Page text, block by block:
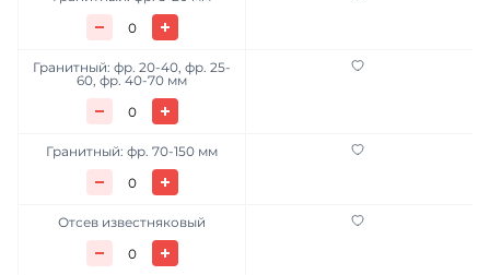
Гранитный: фр. 20-40, фр. 25-
60, фр. 40-70 мм
Гранитный: фр. 70-150 мм
Отсев известняковый